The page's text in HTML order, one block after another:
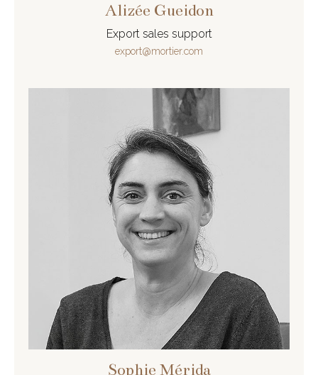
Alizée Gueidon
Export sales support
export@mortier.com
Sophie Mérida